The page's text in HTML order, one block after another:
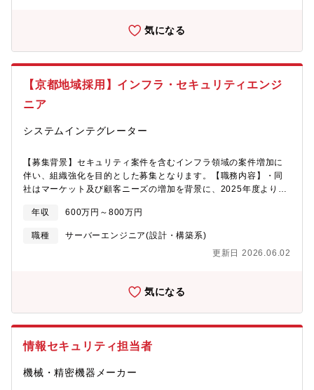
数総労働時間で管理しております。予め設定されたみなし残業は
や会社判断により、勤務時間の指定や出社を指示する場合があり
ます。
（TISAX）取得に向けた企画・事業所支援【募集背景】近年、内
クが増加しており、情報セキュリティの重要性は一段と高まって
営情報といった企業秘密、さらには個人情報などを守るため、関
連部門と共にグループ全体の情報セキュリティ体制の高度化をす
集です。【当社について】企業HP：https://www.murata.com/ja-
品業界を独走！!■■■■世界レベルでムラタしか作れない製品も多数
あり、ムラタがいなければ、世界も成り立たない世界のムラタで
す！！★働き方 全社データ■自己都合退職率：1.8％(全国平均：
11.4%)■有給取得率：75.9%(全国平均：65.3％)■平均残業時間：
入社の社員であり、各部門における受け入れ体制は整っていま
気になる
【京都地域採用】インフラ・セキュリティエンジ
ニア
システムインテグレーター
【募集背景】セキュリティ案件を含むインフラ領域の案件増加に
伴い、組織強化を目的とした募集となります。【職務内容】・同
社はマーケット及び顧客ニーズの増加を背景に、2025年度よりセ
で、セキュリティを中心としたインフラ領域の体制強化を進めて
います。・同社のSEは顧客提案・要件定義から導入・デリバリー
迄を一気通貫で対応しています。以下業務を中心に今までのご経
験により対応業務を検討致します。・SE職としてセキュリティを
件における顧客提案から要件定義、設計構築、運用迄の対応（顧
がら、業務遂行いただきます）【対応案件例】・顧客向けのセキ
（セキュリティアセスメント、ゼロトラストセキュリティ ロード
きます。■業務のやりがい・同社として、近年の中堅・中小企業に
年収 600万円～800万円
職種
サーバーエンジニア(設計・構築系)
更新日 2026.06.02
気になる
情報セキュリティ担当者
機械・精密機器メーカー